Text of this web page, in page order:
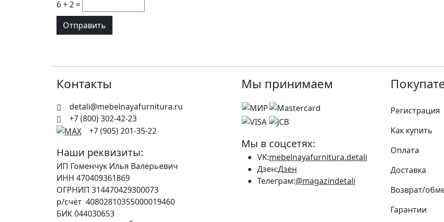
6 + 2 =
Контакты
detali@mebelnayafurnitura.ru
+7 (800) 302-42-23
+7 (905) 201-35-22
Наши реквизиты:
ИП Гоменчук Илья Валерьевич
ИНН 470409361869
ОГРНИП 314470429300073
р/счёт 40802810355000019460
БИК 044030653
Мы принимаем
Мы в соцсетях:
VK:mebelnayafurnitura.detali
Дзен:Дзен
Телеграм:@magazindetali
Регистрация
Как купить
Оплата
Доставка
Возврат/
Гарантии